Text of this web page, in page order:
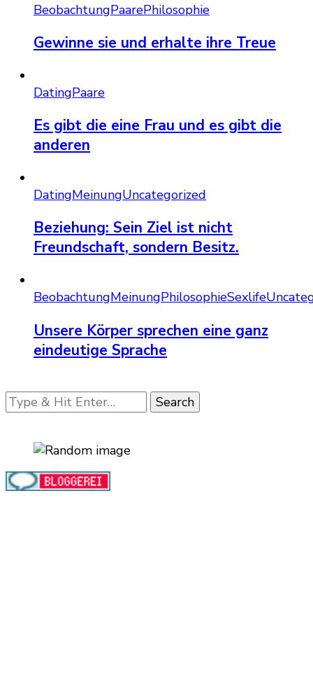
BeobachtungPaarePhilosophie
Gewinne sie und erhalte ihre Treue
DatingPaare
Es gibt die eine Frau und es gibt die
anderen
DatingMeinungUncategorized
Beziehung: Sein Ziel ist nicht
Freundschaft, sondern Besitz.
BeobachtungMeinungPhilosophieSexlife
Unsere Körper sprechen eine ganz
eindeutige Sprache
Looking
for